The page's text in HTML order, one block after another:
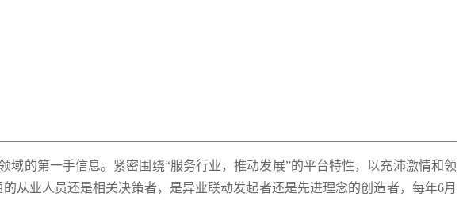
的第一手信息。紧密围绕“服务行业，推动发展”的平台特性，以充沛激情和领
从业人员还是相关决策者，是异业联动发起者还是先进理念的创造者，每年6月